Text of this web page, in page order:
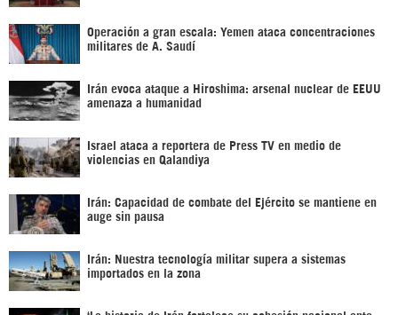
Operación a gran escala: Yemen ataca concentraciones
militares de A. Saudí
Irán evoca ataque a Hiroshima: arsenal nuclear de EEUU
amenaza a humanidad
Israel ataca a reportera de Press TV en medio de
violencias en Qalandiya
Irán: Capacidad de combate del Ejército se mantiene en
auge sin pausa
Irán: Nuestra tecnología militar supera a sistemas
importados en la zona